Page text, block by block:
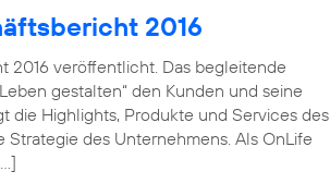
2016
2016 veröffentlicht. Das begleitende
gestalten“ den Kunden und seine
die Highlights, Produkte und Services des
des Unternehmens. Als OnLife